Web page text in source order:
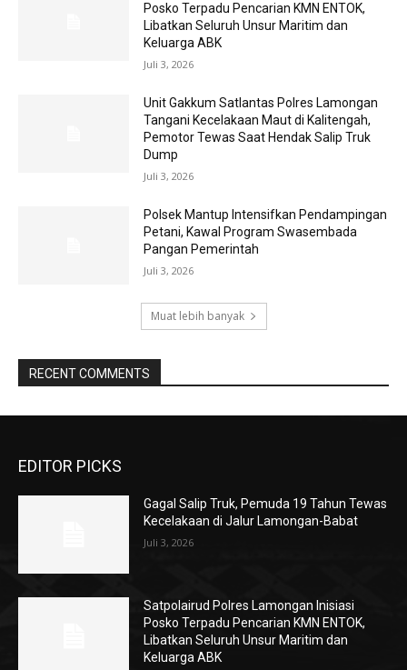
Posko Terpadu Pencarian KMN ENTOK,
Libatkan Seluruh Unsur Maritim dan
Keluarga ABK
Juli 3, 2026
Unit Gakkum Satlantas Polres Lamongan
Tangani Kecelakaan Maut di Kalitengah,
Pemotor Tewas Saat Hendak Salip Truk
Dump
Juli 3, 2026
Polsek Mantup Intensifkan Pendampingan
Petani, Kawal Program Swasembada
Pangan Pemerintah
Juli 3, 2026
Muat lebih banyak
RECENT COMMENTS
EDITOR PICKS
Gagal Salip Truk, Pemuda 19 Tahun Tewas
Kecelakaan di Jalur Lamongan-Babat
Juli 3, 2026
Satpolairud Polres Lamongan Inisiasi
Posko Terpadu Pencarian KMN ENTOK,
Libatkan Seluruh Unsur Maritim dan
Keluarga ABK